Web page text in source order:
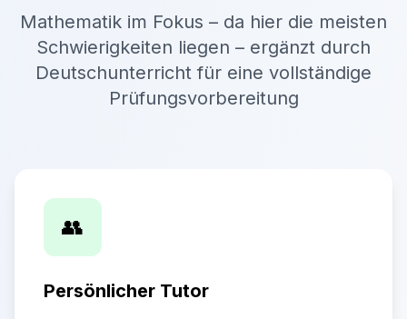
Mathematik im Fokus – da hier die meisten
Schwierigkeiten liegen – ergänzt durch
Deutschunterricht für eine vollständige
Prüfungsvorbereitung
👥
Persönlicher Tutor